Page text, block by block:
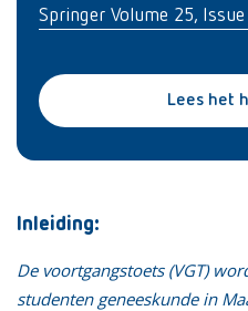
Springer Volume 25, Issue
Lees het
Inleiding:
De voortgangstoets (VGT)
studenten geneeskunde in